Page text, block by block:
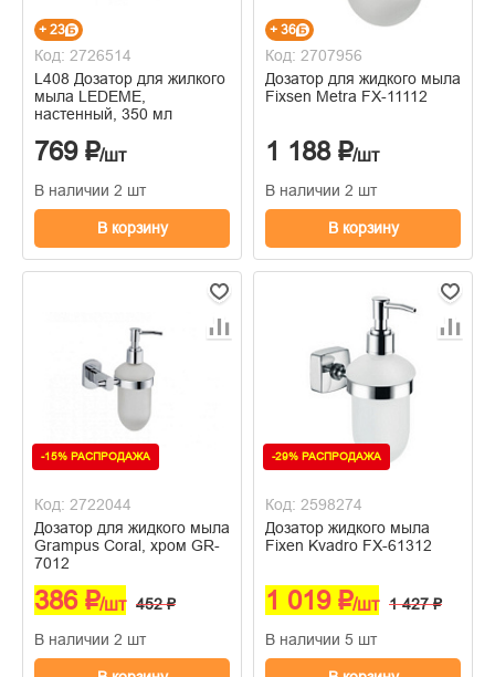
+ 23
Код: 2726514
L408 Дозатор для жилкого
мыла LEDEME,
настенный, 350 мл
769 ₽/шт
В наличии 2 шт
В корзину
+ 36
Код: 2707956
Дозатор для жидкого мыла
Fixsen Metra FX-11112
1 188 ₽/шт
В наличии 2 шт
В корзину
-15% РАСПРОДАЖА
Код: 2722044
Дозатор для жидкого мыла
Grampus Coral, хром GR-
7012
386 ₽/шт 452 ₽
В наличии 2 шт
-29% РАСПРОДАЖА
Код: 2598274
Дозатор жидкого мыла
Fixen Kvadro FX-61312
1 019 ₽/шт 1 427 ₽
В наличии 5 шт